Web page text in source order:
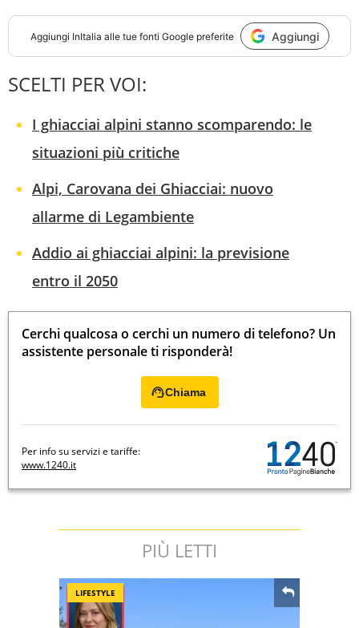
Aggiungi InItalia alle tue fonti Google preferite Aggiungi
SCELTI PER VOI:
I ghiacciai alpini stanno scomparendo: le
situazioni più critiche
Alpi, Carovana dei Ghiacciai: nuovo
allarme di Legambiente
Addio ai ghiacciai alpini: la previsione
entro il 2050
Cerchi qualcosa o cerchi un numero di telefono? Un
assistente personale ti risponderà!
Chiama
Per info su servizi e tariffe:
www.1240.it
PIÙ LETTI
LIFESTYLE